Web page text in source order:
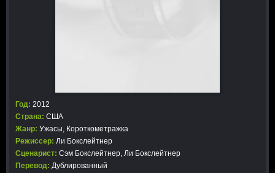
Год: 2012
Страна: США
Жанр: Ужасы, Короткометражка
Режиссер: Ли Бокслейтнер
Сценарист: Сэм Бокслейтнер, Ли Бокслейтнер
Перевод: Дублированный